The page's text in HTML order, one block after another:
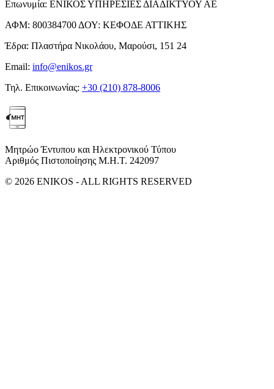
Επωνυμία: ΕΝΙΚΟΣ ΥΠΗΡΕΣΙΕΣ ΔΙΑΔΙΚΤΥΟΥ ΑΕ
ΑΦΜ: 800384700 ΔΟΥ: ΚΕΦΟΔΕ ΑΤΤΙΚΗΣ
Έδρα: Πλαστήρα Νικολάου, Μαρούσι, 151 24
Email: info@enikos.gr
Τηλ. Επικοινωνίας: +30 (210) 878-8006
Μητρώο Έντυπου και Ηλεκτρονικού Τύπου
Αριθμός Πιστοποίησης Μ.Η.Τ. 242097
© 2026 ENIKOS - ALL RIGHTS RESERVED